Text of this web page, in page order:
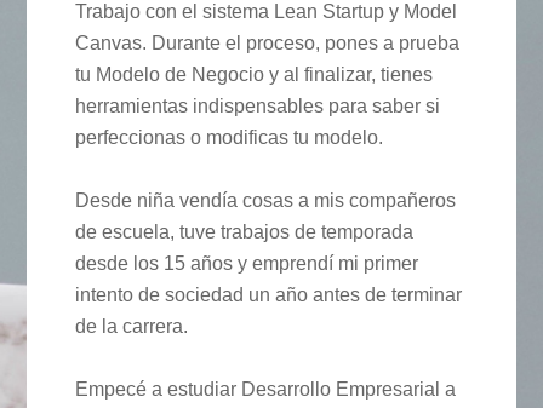
Trabajo con el sistema Lean Startup y Model
Canvas. Durante el proceso, pones a prueba
tu Modelo de Negocio y al finalizar, tienes
herramientas indispensables para saber si
perfeccionas o modificas tu modelo.
Desde niña vendía cosas a mis compañeros
de escuela, tuve trabajos de temporada
desde los 15 años y emprendí mi primer
intento de sociedad un año antes de terminar
de la carrera.
Empecé a estudiar Desarrollo Empresarial a